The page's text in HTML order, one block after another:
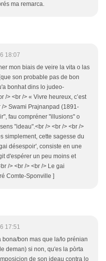
ma remarca.
18:07
mon biais de veire la vita o las
son probable pas de bon
bonhat dins lo judeo-
/> <br /> « Vivre heureux, c’est
> Swami Prajnanpad (1891-
fau compréner "illusions" o
"ideau".<br /> <br /> <br />
simplement, cette sagesse du
désespoir', consiste en une
d'espérer un peu moins et
/> <br /> <br /> Le gai
Comte-Sponville ]
17:51
bona/bon mas que la/lo prénian
deman) si non, qu'es la pòrta
de son ideau contra lo